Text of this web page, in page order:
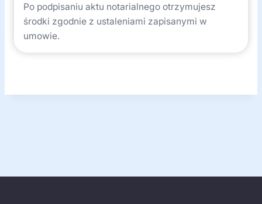
Po podpisaniu aktu notarialnego otrzymujesz
środki zgodnie z ustaleniami zapisanymi w
umowie.